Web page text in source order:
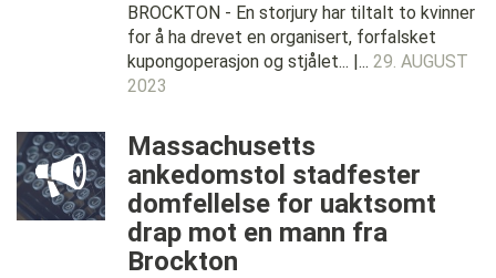
BROCKTON - En storjury har tiltalt to kvinner
for å ha drevet en organisert, forfalsket
kupongoperasjon og stjålet... |... 29. AUGUST
2023
Massachusetts
ankedomstol stadfester
domfellelse for uaktsomt
drap mot en mann fra
Brockton